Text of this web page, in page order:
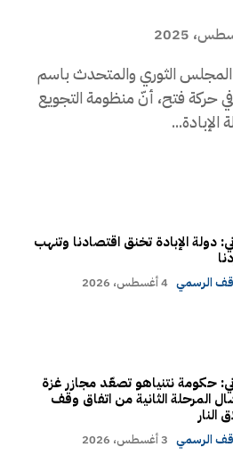
المجلس الثوري والمتحدث باسم
حركة فتح، أنّ منظومة التجويع
دولة الإبادة تخنق اقتصادنا وتنهب
الرسمي 4 أغسطس، 2026
حكومة نتنياهو تصعّد مجازر غزة
المرحلة الثانية من اتفاق وقف
النار
الرسمي 3 أغسطس، 2026